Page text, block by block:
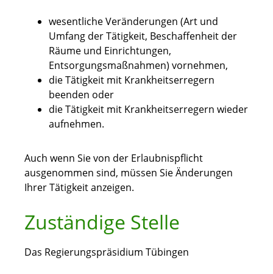
wesentliche Veränderungen (Art und
Umfang der Tätigkeit, Beschaffenheit der
Räume und Einrichtungen,
Entsorgungsmaßnahmen) vornehmen,
die Tätigkeit mit Krankheitserregern
beenden oder
die Tätigkeit mit Krankheitserregern wieder
aufnehmen.
Auch wenn Sie von der Erlaubnispflicht
ausgenommen sind, müssen Sie Änderungen
Ihrer Tätigkeit anzeigen.
Zuständige Stelle
Das Regierungspräsidium Tübingen